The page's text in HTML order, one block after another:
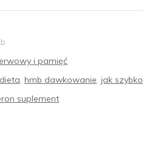
i pamięć
, hmb dawkowanie, jak szybko
suplement